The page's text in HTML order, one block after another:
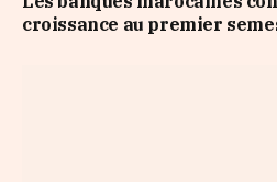
croissance au premier